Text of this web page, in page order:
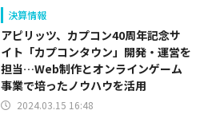
決算情報
アピリッツ、カプコン40周年記念サ
イト「カプコンタウン」開発・運営を
担当…Web制作とオンラインゲーム
事業で培ったノウハウを活用
2024.03.15 16:48